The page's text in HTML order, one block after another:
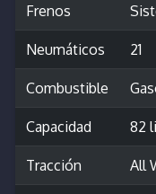
Frenos
Neumáticos 21
Combustible
Capacidad 82
Tracción All